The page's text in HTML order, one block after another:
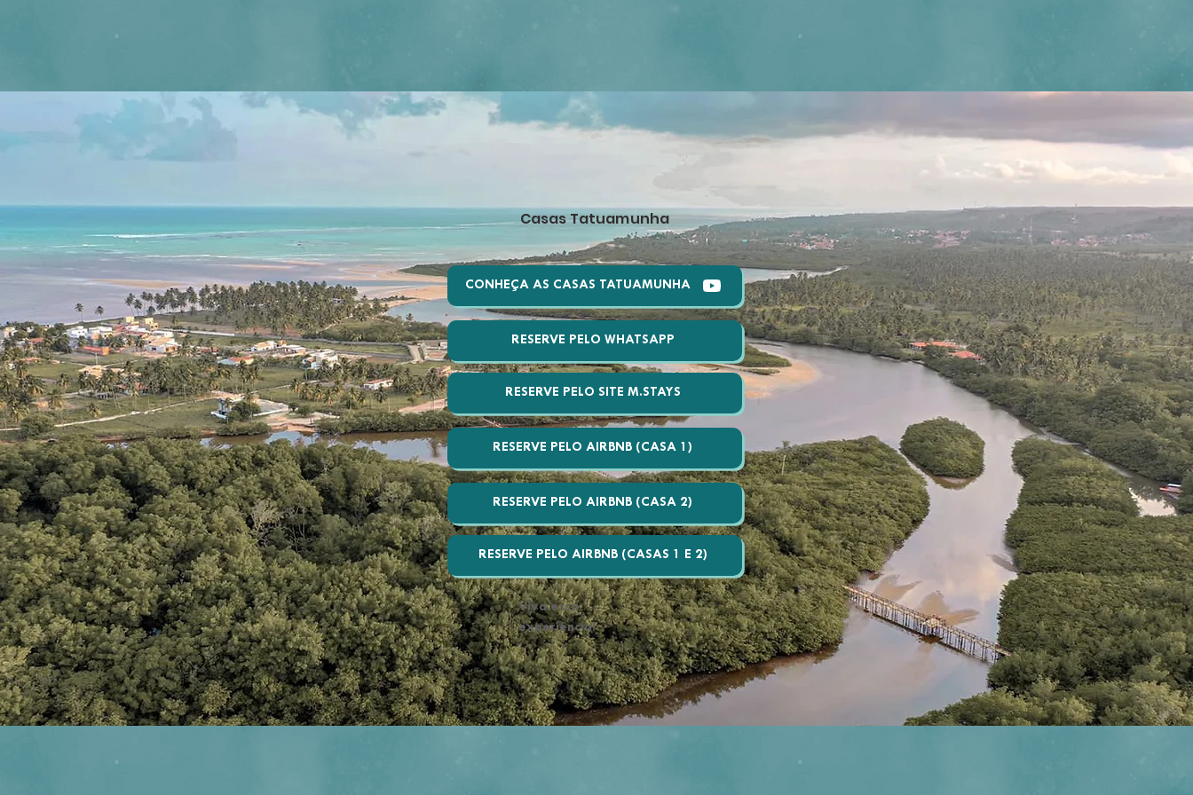
Casas Tatuamunha
CONHEÇA AS CASAS TATUAMUNHA
RESERVE PELO WHATSAPP
RESERVE PELO SITE M.STAYS
RESERVE PELO AIRBNB (CASA 1)
RESERVE PELO AIRBNB (CASA 2)
RESERVE PELO AIRBNB (CASAS 1 E 2)
Viva essa
experiência!